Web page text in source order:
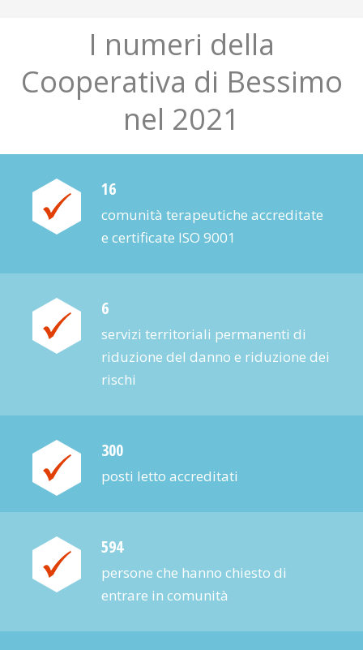
I numeri della
Cooperativa di Bessimo
nel 2021
16
comunità terapeutiche accreditate
e certificate ISO 9001
6
servizi territoriali permanenti di
riduzione del danno e ridu­zione dei
rischi
300
posti letto accre­ditati
594
persone che hanno chiesto di
entrare in comunità